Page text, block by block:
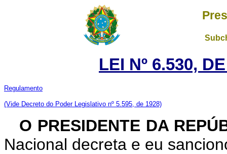
LEI Nº 6.530,
Regulamento
(Vide Decreto do Poder Legislativo nº 5.595, de 1928)
O PRESIDENTE DA
Nacional decreta e eu